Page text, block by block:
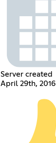
Server created
April 29th, 2016